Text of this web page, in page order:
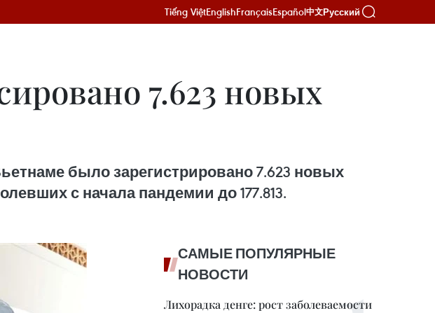
Tiếng ViệtEnglishFrançaisEspañol中文Русский
7.623 новых
было зарегистрировано 7.623 новых
с начала пандемии до 177.813.
САМЫЕ ПОПУЛЯРНЫЕ
НОВОСТИ
Лихорадка денге: рост заболеваемости